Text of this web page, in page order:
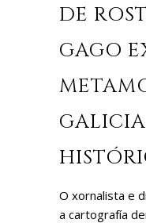
DE
GAGO
O xornalista e
a cartografía